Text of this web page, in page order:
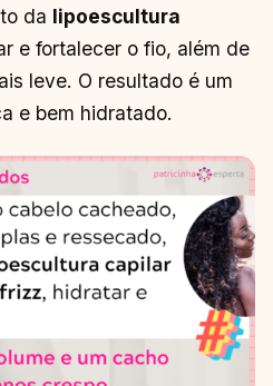
da lipoescultura
e fortalecer o fio, além de
leve. O resultado é um
e bem hidratado.